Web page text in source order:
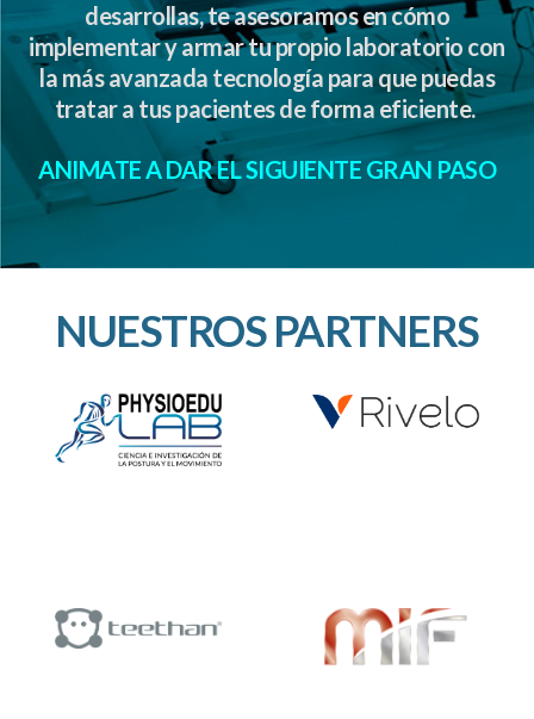
desarrollas, te asesoramos en cómo
implementar y armar tu propio laboratorio con
la más avanzada tecnología para que puedas
tratar a tus pacientes de forma eficiente.
ANIMATE A DAR EL SIGUIENTE GRAN PASO
NUESTROS PARTNERS